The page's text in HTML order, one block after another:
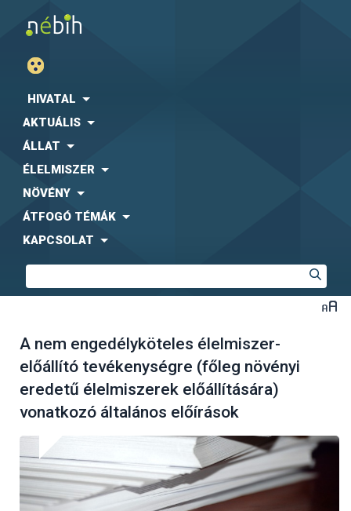
HIVATAL
AKTUÁLIS
ÁLLAT
ÉLELMISZER
NÖVÉNY
ÁTFOGÓ TÉMÁK
KAPCSOLAT
A nem engedélyköteles élelmiszer-
előállító tevékenységre (főleg növényi
eredetű élelmiszerek előállítására)
vonatkozó általános előírások